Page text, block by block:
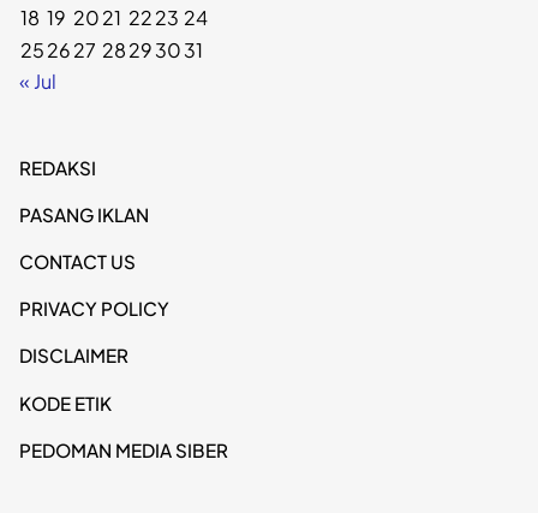
18 19 2021 2223 24
252627 28293031
« Jul
REDAKSI
PASANG IKLAN
CONTACT US
PRIVACY POLICY
DISCLAIMER
KODE ETIK
PEDOMAN MEDIA SIBER